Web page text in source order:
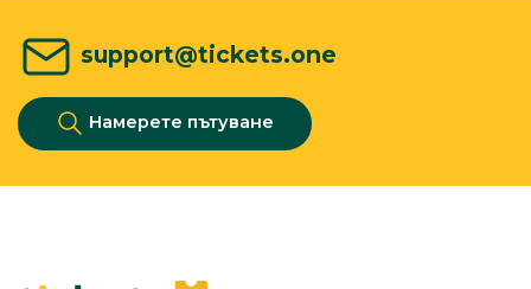
support@tickets.one
Намерете пътуване